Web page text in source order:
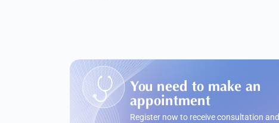
You need to make an
appointment
Register now to receive consultation and